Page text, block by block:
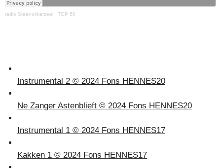
radio Steenokkerzeel · TOP 50
Instrumental 2 © 2024 Fons HENNES20
Ne Zanger Astenblieft © 2024 Fons HENNES20
Instrumental 1 © 2024 Fons HENNES17
Kakken 1 © 2024 Fons HENNES17